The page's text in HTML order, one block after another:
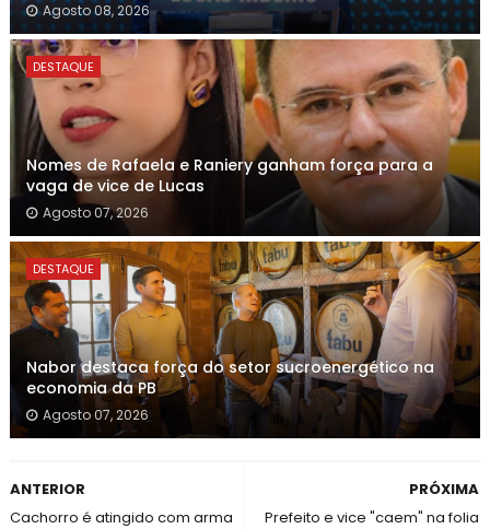
Agosto 08, 2026
DESTAQUE
Nomes de Rafaela e Raniery ganham força para a
vaga de vice de Lucas
Agosto 07, 2026
DESTAQUE
Nabor destaca força do setor sucroenergético na
economia da PB
Agosto 07, 2026
PRÓXIMA
Prefeito e vice "caem" na folia
ANTERIOR
Cachorro é atingido com arma